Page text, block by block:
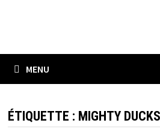
MENU
ÉTIQUETTE : MIGHTY